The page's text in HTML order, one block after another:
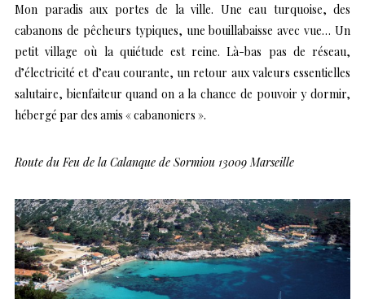
Mon paradis aux portes de la ville. Une eau turquoise, des
cabanons de pêcheurs typiques, une bouillabaisse avec vue… Un
petit village où la quiétude est reine. Là-bas pas de réseau,
d’électricité et d’eau courante, un retour aux valeurs essentielles
salutaire, bienfaiteur quand on a la chance de pouvoir y dormir,
hébergé par des amis « cabanoniers ».
Route du Feu de la Calanque de Sormiou 13009 Marseille